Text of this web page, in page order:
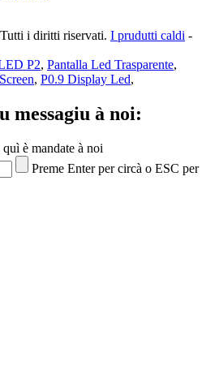
i diritti riservati. I prudutti caldi -
P2, Pantalla Led Trasparente,
, P0.9 Display Led,
messagiu à noi:
è mandate à noi
Preme Enter per circà o ESC per